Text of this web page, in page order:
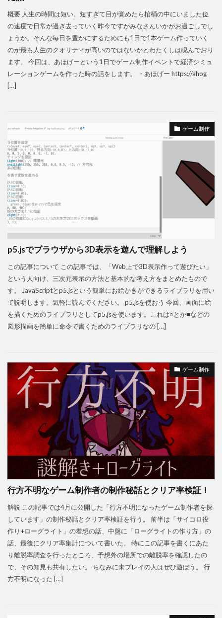
概要 人生の時間は短い。短すぎて目が覚めたら棺桶の中にいました位
の速度で日常が過ぎ去っていく昨今ですがみなさんいかがお過ごしでし
ょうか。そんな毎日を豊かにするためにも1日で1本ゲーム作っていく
のが最も人生のクオリティが高いのではないかとわたくしは睨んでおり
ます。 今回は、あほげーという1日でゲーム制作イベントで経済シミュ
レーションゲームを作った時の話をします。 ・あほげー https://ahog
[…]
ゲーム制作
p5.jsでブラウザから3D表示を遊んで理解しよう
この記事について この記事では、「Web上で3D表示作って遊びたい」
という人向け、三次元表示の方法と基本的な考え方をまとめたもので
す。 JavaScriptとp5.jsという簡単にお絵かきができるライブラリを用い
て説明します。気軽に読んでください。 p5.jsを使おう 今回、画面に絵
を描くためのライブラリとしてp5.jsを使います。これは○とか■などの
図形描画を簡単に命令で書くためのライブラリなの […]
ゲーム制作
行方不明なゲーム制作者の制作秘話とクリア率検証！
解説 この記事では4月に公開した「行方不明になったゲーム制作者を探
しています」の制作秘話とクリア率検証を行う。 前半は「サイコロ役
作り+ローグライト」の着想の話、中盤に「ローグライトの作り方」の
話、最後にクリア率集計について書いた。 特にこの記事を書くにあた
り離脱率調査を行ったところ、予想外の場所での離脱率を確認したの
で、その知見も共有したい。 ちなみに未プレイの人はぜひ遊ぼう。 行
方不明になった […]